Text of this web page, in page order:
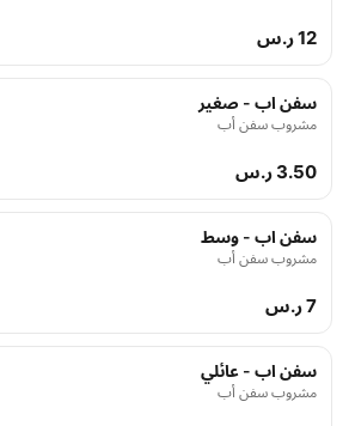
12 ر.س
سفن اب - صغير
مشروب سفن أب
3.50 ر.س
سفن اب - وسط
مشروب سفن أب
7 ر.س
سفن اب - عائلي
مشروب سفن أب